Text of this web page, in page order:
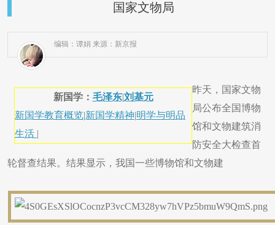
国家文物局
编辑：谭娟 来源：新京报
新国学： 毛泽东|刘基元
新国学教育概览|新国学精神|明学与明品
生活 |
昨天，国家文物
局公布全国博物
馆和文物建筑消
防安全大检查首
轮督查结果。结果显示，我国一些博物馆和文物建